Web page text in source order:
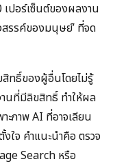
ปอร์เซ็นต์ของผลงาน
สรรค์ของมนุษย์’ ที่จด
สิทธิ์ของผู้อื่นโดยไม่รู้
นที่มีลิขสิทธิ์ ทำให้ผล
ะภาพ AI ที่อาจเลียน
จ คำแนะนำคือ ตรวจ
Search หรือ